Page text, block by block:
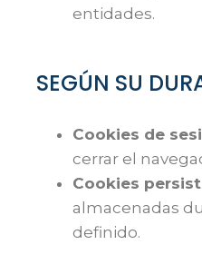
entidades.
SEGÚN SU
Cookies de
cerrar el
Cookies
almacenadas
definido.